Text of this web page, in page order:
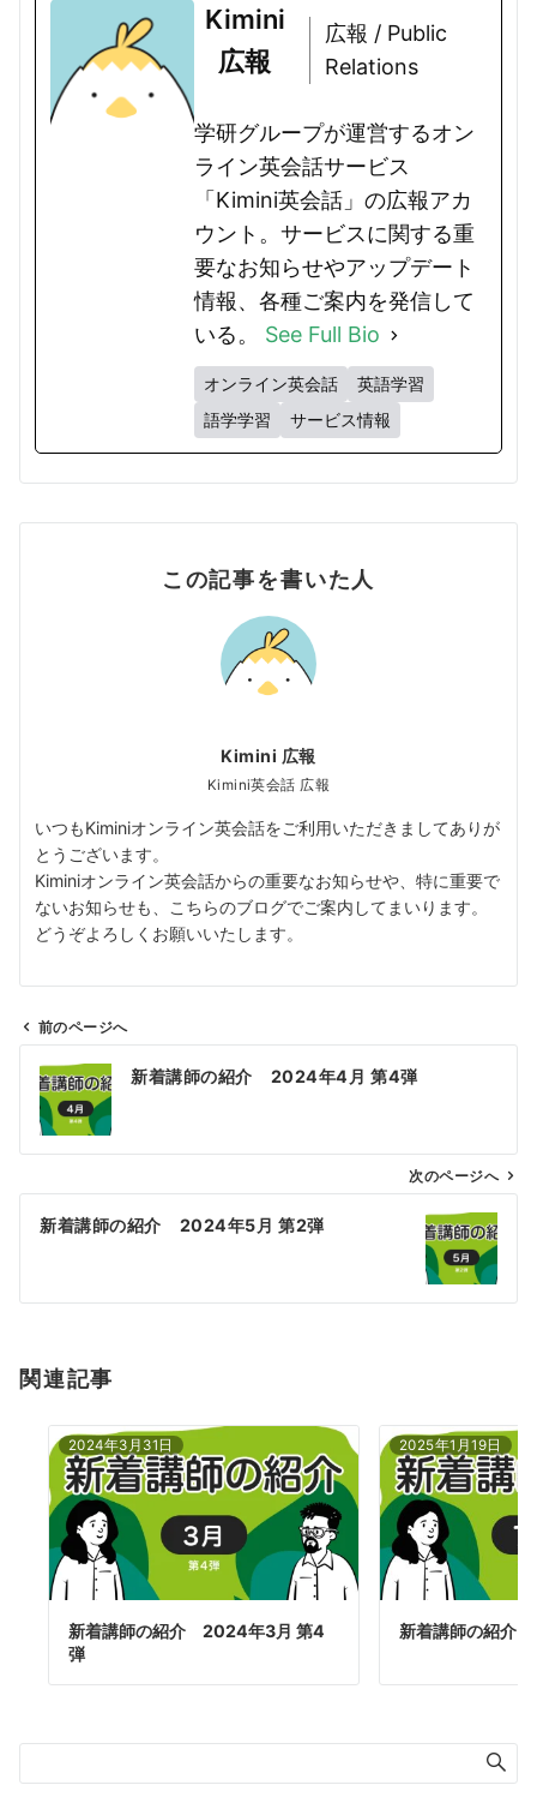
Kimini
広報
広報 / Public
Relations
学研グループが運営するオン
ライン英会話サービス
「Kimini英会話」の広報アカ
ウント。サービスに関する重
要なお知らせやアップデート
情報、各種ご案内を発信して
いる。 See Full Bio
オンライン英会話
英語学習
語学学習
サービス情報
この記事を書いた人
Kimini 広報
Kimini英会話 広報
いつもKiminiオンライン英会話をご利用いただきましてありが
とうございます。
Kiminiオンライン英会話からの重要なお知らせや、特に重要で
ないお知らせも、こちらのブログでご案内してまいります。
どうぞよろしくお願いいたします。
ビ
ン
前のページへ
新着講師の紹介 2024年4月 第4弾
次のページへ
新着講師の紹介 2024年5月 第2弾
関連記事
2024年3月31日
新着講師の紹介 2024年3月 第4
弾
2025年1月19日
新着講師の紹介